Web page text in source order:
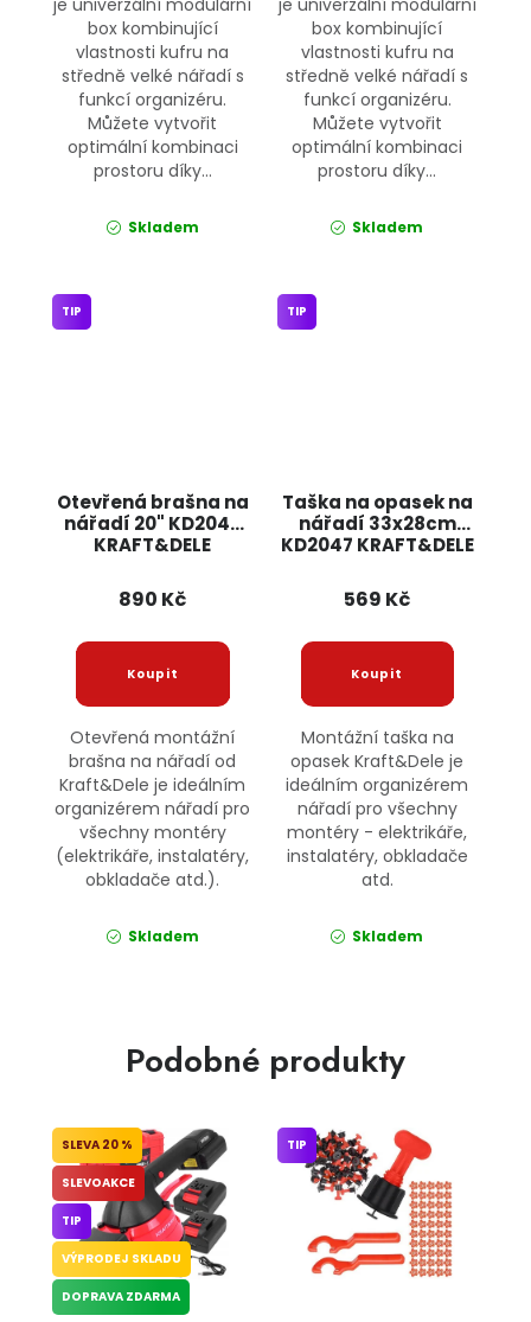
box kombinující
vlastnosti kufru na
středně velké nářadí s
funkcí organizéru.
Můžete vytvořit
optimální kombinaci
prostoru díky...
Skladem
box kombinující
vlastnosti kufru na
středně velké nářadí s
funkcí organizéru.
Můžete vytvořit
optimální kombinaci
prostoru díky...
Skladem
Otevřená brašna na
nářadí 20" KD2045
KRAFT&DELE
TIP
890 Kč
Otevřená montážní
brašna na nářadí od
Kraft&Dele je ideálním
organizérem nářadí pro
všechny montéry
(elektrikáře, instalatéry,
obkladače atd.).
Skladem
Taška na opasek na
nářadí 33x28cm
KD2047 KRAFT&DELE
TIP
569 Kč
Montážní taška na
opasek Kraft&Dele je
ideálním organizérem
nářadí pro všechny
montéry - elektrikáře,
instalatéry, obkladače
atd.
Skladem
Podobné produkty
20 %
SLEVOAKCE
TIP
VÝPRODEJ SKLADU
DOPRAVA ZDARMA
TIP